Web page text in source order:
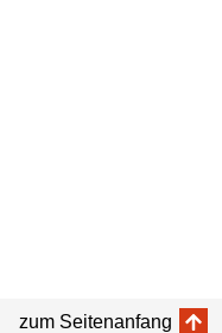
zum Seitenanfang